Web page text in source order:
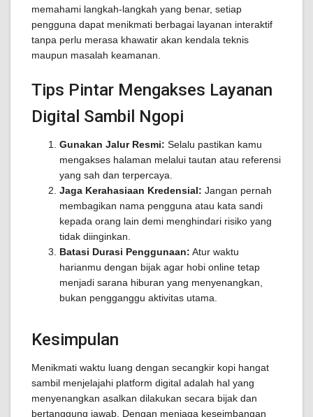
memahami langkah-langkah yang benar, setiap
pengguna dapat menikmati berbagai layanan interaktif
tanpa perlu merasa khawatir akan kendala teknis
maupun masalah keamanan.
Tips Pintar Mengakses Layanan
Digital Sambil Ngopi
Gunakan Jalur Resmi: Selalu pastikan kamu
mengakses halaman melalui tautan atau referensi
yang sah dan terpercaya.
Jaga Kerahasiaan Kredensial: Jangan pernah
membagikan nama pengguna atau kata sandi
kepada orang lain demi menghindari risiko yang
tidak diinginkan.
Batasi Durasi Penggunaan: Atur waktu
harianmu dengan bijak agar hobi online tetap
menjadi sarana hiburan yang menyenangkan,
bukan pengganggu aktivitas utama.
Kesimpulan
Menikmati waktu luang dengan secangkir kopi hangat
sambil menjelajahi platform digital adalah hal yang
menyenangkan asalkan dilakukan secara bijak dan
bertanggung jawab. Dengan menjaga keseimbangan